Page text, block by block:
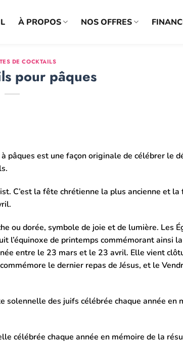
À PROPOS NOS OFFRES
DE COCKTAILS
pour pâques
pâques est une façon originale de célébrer le
C’est la fête chrétienne la plus ancienne et
ou dorée, symbole de joie et de lumière. Les
l’équinoxe de printemps commémorant ainsi
entre le 23 mars et le 23 avril. Elle vient
le dernier repas de Jésus, et le
des juifs célébrée chaque année en
célébrée chaque année en mémoire de la